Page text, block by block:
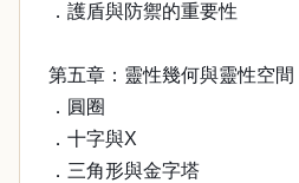
．護盾與防禦的重要性
第五章：靈性幾何與靈性空間
．圓圈
．十字與X
．三角形與金字塔